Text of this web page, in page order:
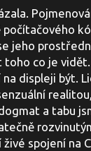
jeho
co je
displeji být.
a tabu
spojení na